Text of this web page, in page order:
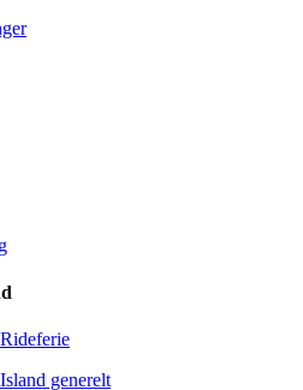
generelt